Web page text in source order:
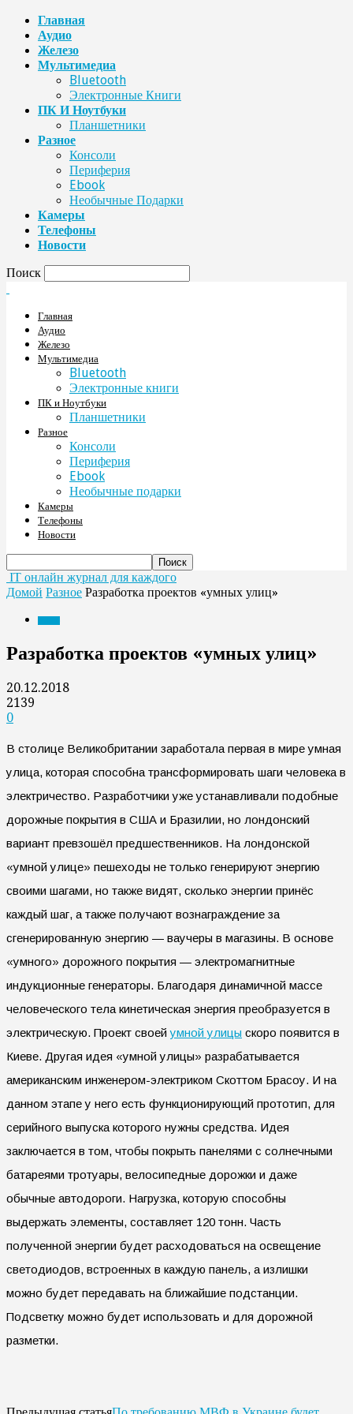
Главная
Аудио
Железо
Мультимедиа
Bluetooth
Электронные Книги
ПК И Ноутбуки
Планшетники
Разное
Консоли
Периферия
Ebook
Необычные Подарки
Камеры
Телефоны
Новости
Поиск
Главная
Аудио
Железо
Мультимедиа
Bluetooth
Электронные книги
ПК и Ноутбуки
Планшетники
Разное
Консоли
Периферия
Ebook
Необычные подарки
Камеры
Телефоны
Новости
IT онлайн журнал для каждого
Домой Разное Разработка проектов «умных улиц»
Разработка проектов «умных улиц»
20.12.2018
2139
0
В столице Великобритании заработала первая в мире умная
улица, которая способна трансформировать шаги человека в
электричество. Разработчики уже устанавливали подобные
дорожные покрытия в США и Бразилии, но лондонский
вариант превзошёл предшественников. На лондонской
«умной улице» пешеходы не только генерируют энергию
своими шагами, но также видят, сколько энергии принёс
каждый шаг, а также получают вознаграждение за
сгенерированную энергию — ваучеры в магазины. В основе
«умного» дорожного покрытия — электромагнитные
индукционные генераторы. Благодаря динамичной массе
человеческого тела кинетическая энергия преобразуется в
электрическую. Проект своейумной улицы скоро появится в
Киеве. Другая идея «умной улицы» разрабатывается
американским инженером-электриком Скоттом Брасоу. И на
данном этапе у него есть функционирующий прототип, для
серийного выпуска которого нужны средства. Идея
заключается в том, чтобы покрыть панелями с солнечными
батареями тротуары, велосипедные дорожки и даже
обычные автодороги. Нагрузка, которую способны
выдержать элементы, составляет 120 тонн. Часть
полученной энергии будет расходоваться на освещение
светодиодов, встроенных в каждую панель, а излишки
можно будет передавать на ближайшие подстанции.
Подсветку можно будет использовать и для дорожной
разметки.